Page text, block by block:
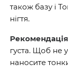
також базу і
нігтя.
густа. Щоб не
наносите